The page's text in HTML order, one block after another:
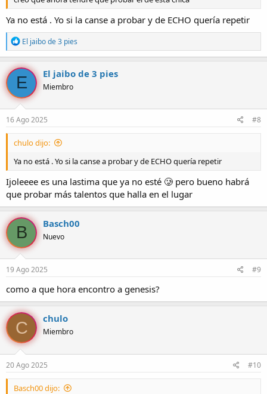
Ya no está . Yo si la canse a probar y de ECHO quería repetir
R
e
a
c
c
i
o
n
e
s
El jaibo de 3 pies
E El jaibo de 3 pies
Miembro
16 Ago 2025 #8
chulo dijo:
Ya no está . Yo si la canse a probar y de ECHO quería repetir
Ijoleeee es una lastima que ya no esté 🥲 pero bueno habrá
que probar más talentos que halla en el lugar
B Basch00
Nuevo
19 Ago 2025 #9
como a que hora encontro a genesis?
C chulo
Miembro
20 Ago 2025 #10
Basch00 dijo: